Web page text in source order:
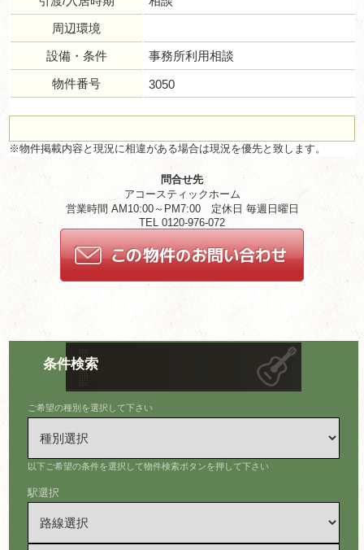
条件検索
ご希望の種別を選択して下さい
以下ご希望の条件を選択して物件検索ボタンを押して下さい
駅選択
周辺環境
設備・条件
事務所利用相談
物件番号
3050
※物件掲載内容と現況に相違がある場合は現況を優先と致します。
問合せ先
アコースティックホーム
営業時間 AM10:00～PM7:00 定休日 毎週日曜日
TEL 0120-976-072